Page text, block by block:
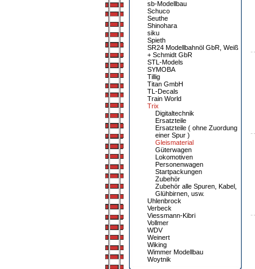
sb-Modellbau
Schuco
Seuthe
Shinohara
siku
Spieth
SR24 Modellbahnöl GbR, Weiß
+ Schmidt GbR
STL-Models
SYMOBA
Tillig
Titan GmbH
TL-Decals
Train World
Trix
Digitaltechnik
Ersatzteile
Ersatzteile ( ohne Zuordung
einer Spur )
Gleismaterial
Güterwagen
Lokomotiven
Personenwagen
Startpackungen
Zubehör
Zubehör alle Spuren, Kabel,
Glühbirnen, usw.
Uhlenbrock
Verbeck
Viessmann-Kibri
Vollmer
WDV
Weinert
Wiking
Wimmer Modellbau
Woytnik